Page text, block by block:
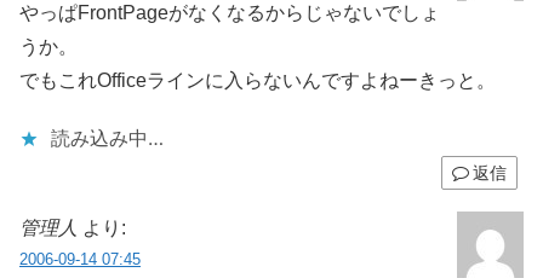
やっぱFrontPageがなくなるからじゃないでしょ
うか。
でもこれOfficeラインに入らないんですよねーきっと。
読み込み中…
返信
管理人 より:
2006-09-14 07:45